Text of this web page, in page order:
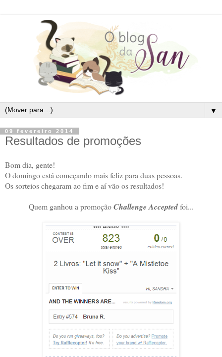
▼
09 fevereiro 2014
Resultados de promoções
Bom dia, gente!
O domingo está começando mais feliz para duas pessoas.
Os sorteios chegaram ao fim e aí vão os resultados!
Quem ganhou a promoçãoChallenge Acceptedfoi...